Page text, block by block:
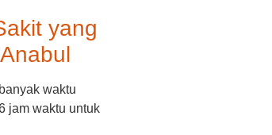
yang
waktu
jam waktu untuk